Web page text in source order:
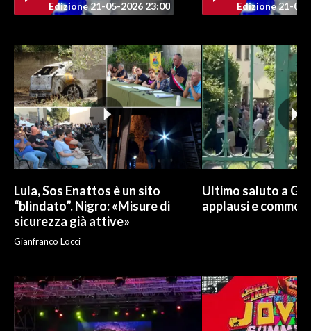
Edizione 21-05-2026 23:00 Edizione 21-05-
Lula, Sos Enattos è un sito
“blindato”. Nigro: «Misure di
sicurezza già attive»
Gianfranco Locci
Ultimo saluto a
applausi e